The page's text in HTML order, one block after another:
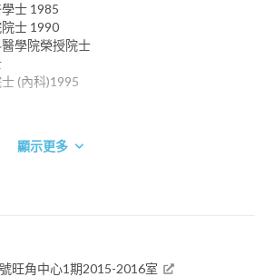
士 1985
士 1990
學院榮授院士
(內科)1995
顯示更多
旺角中心1期2015-2016室